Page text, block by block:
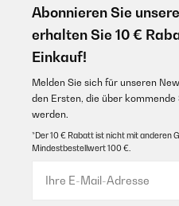
Usuario/a de amazon
Übersetzen
Good
Amazon user
Abonnieren Sie
erhalten Sie 10 €
Einkauf!
Melden Sie sich für unseren
den Ersten, die über
werden.
*Der 10 € Rabatt ist nicht mit anderen
Mindestbestellwert 100 €.